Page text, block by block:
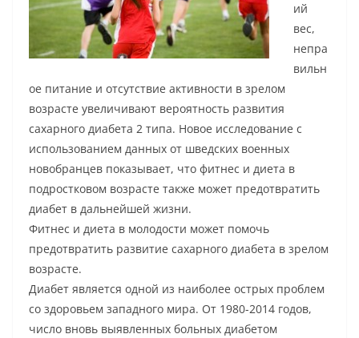
ий
вес,
непра
вильн
ое питание и отсутствие активности в зрелом
возрасте увеличивают вероятность развития
сахарного диабета 2 типа. Новое исследование с
использованием данных от шведских военных
новобранцев показывает, что фитнес и диета в
подростковом возрасте также может предотвратить
диабет в дальнейшей жизни.
Фитнес и диета в молодости может помочь
предотвратить развитие сахарного диабета в зрелом
возрасте.
Диабет является одной из наиболее острых проблем
со здоровьем западного мира. От 1980-2014 годов,
число вновь выявленных больных диабетом